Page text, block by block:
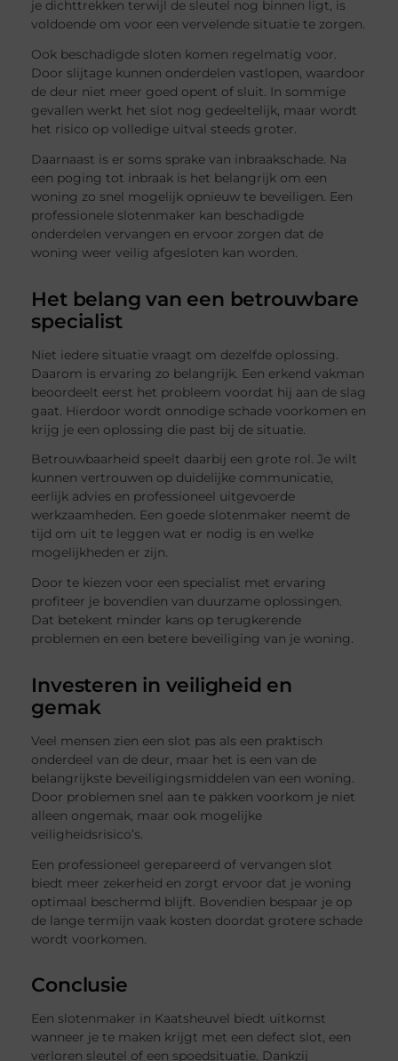
je dichttrekken terwijl de sleutel nog binnen ligt, is
voldoende om voor een vervelende situatie te zorgen.
Ook beschadigde sloten komen regelmatig voor.
Door slijtage kunnen onderdelen vastlopen, waardoor
de deur niet meer goed opent of sluit. In sommige
gevallen werkt het slot nog gedeeltelijk, maar wordt
het risico op volledige uitval steeds groter.
Daarnaast is er soms sprake van inbraakschade. Na
een poging tot inbraak is het belangrijk om een
woning zo snel mogelijk opnieuw te beveiligen. Een
professionele slotenmaker kan beschadigde
onderdelen vervangen en ervoor zorgen dat de
woning weer veilig afgesloten kan worden.
Het belang van een betrouwbare
specialist
Niet iedere situatie vraagt om dezelfde oplossing.
Daarom is ervaring zo belangrijk. Een erkend vakman
beoordeelt eerst het probleem voordat hij aan de slag
gaat. Hierdoor wordt onnodige schade voorkomen en
krijg je een oplossing die past bij de situatie.
Betrouwbaarheid speelt daarbij een grote rol. Je wilt
kunnen vertrouwen op duidelijke communicatie,
eerlijk advies en professioneel uitgevoerde
werkzaamheden. Een goede slotenmaker neemt de
tijd om uit te leggen wat er nodig is en welke
mogelijkheden er zijn.
Door te kiezen voor een specialist met ervaring
profiteer je bovendien van duurzame oplossingen.
Dat betekent minder kans op terugkerende
problemen en een betere beveiliging van je woning.
Investeren in veiligheid en
gemak
Veel mensen zien een slot pas als een praktisch
onderdeel van de deur, maar het is een van de
belangrijkste beveiligingsmiddelen van een woning.
Door problemen snel aan te pakken voorkom je niet
alleen ongemak, maar ook mogelijke
veiligheidsrisico’s.
Een professioneel gerepareerd of vervangen slot
biedt meer zekerheid en zorgt ervoor dat je woning
optimaal beschermd blijft. Bovendien bespaar je op
de lange termijn vaak kosten doordat grotere schade
wordt voorkomen.
Conclusie
Een slotenmaker in Kaatsheuvel biedt uitkomst
wanneer je te maken krijgt met een defect slot, een
verloren sleutel of een spoedsituatie. Dankzij